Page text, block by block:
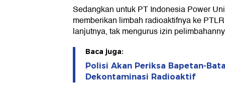
Sedangkan untuk PT Indonesia Power
memberikan limbah radioaktifnya ke
lanjutnya, tak mengurus izin
Baca juga:
Polisi Akan Periksa Bapetan-
Dekontaminasi Radioaktif